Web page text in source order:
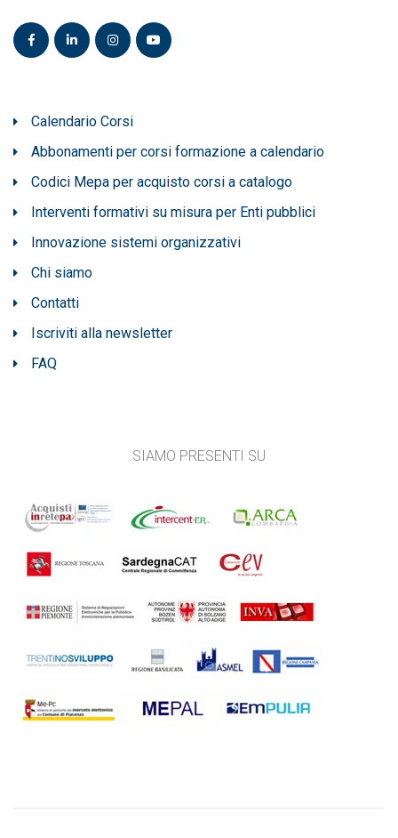
Calendario Corsi
Abbonamenti per corsi formazione a calendario
Codici Mepa per acquisto corsi a catalogo
Interventi formativi su misura per Enti pubblici
Innovazione sistemi organizzativi
Chi siamo
Contatti
Iscriviti alla newsletter
FAQ
SIAMO PRESENTI SU